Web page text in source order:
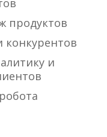
продуктов
конкурентов
и